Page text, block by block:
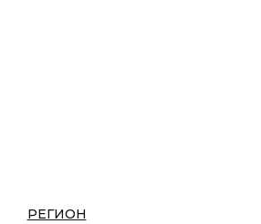
РЕГИОН